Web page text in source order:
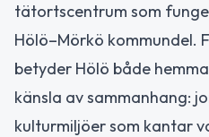
tätortscentrum som
Hölö–Mörkö kommundel.
betyder Hölö både
känsla av sammanhang:
kulturmiljöer som kantar